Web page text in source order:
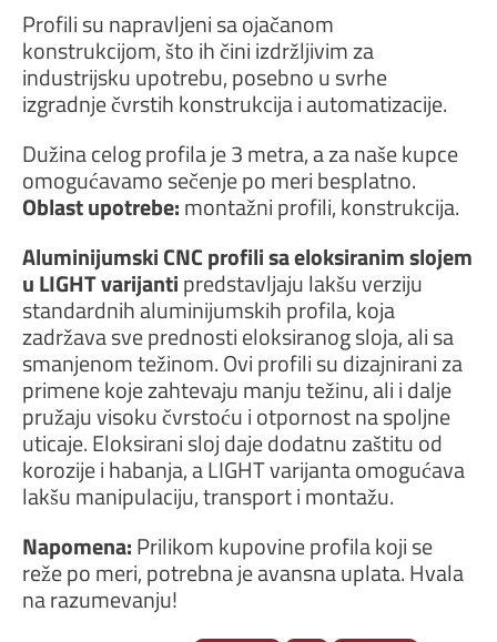
Profili su napravljeni sa ojačanom
konstrukcijom, što ih čini izdržljivim za
industrijsku upotrebu, posebno u svrhe
izgradnje čvrstih konstrukcija i automatizacije.
Dužina celog profila je 3 metra, a za naše kupce
omogućavamo sečenje po meri besplatno.
Oblast upotrebe:montažni profili, konstrukcija.
Aluminijumski CNC profili sa eloksiranim slojem
u LIGHT varijantipredstavljaju lakšu verziju
standardnih aluminijumskih profila, koja
zadržava sve prednosti eloksiranog sloja, ali sa
smanjenom težinom. Ovi profili su dizajnirani za
primene koje zahtevaju manju težinu, ali i dalje
pružaju visoku čvrstoću i otpornost na spoljne
uticaje. Eloksirani sloj daje dodatnu zaštitu od
korozije i habanja, a LIGHT varijanta omogućava
lakšu manipulaciju, transport i montažu.
Napomena:Prilikom kupovine profila koji se
reže po meri, potrebna je avansna uplata. Hvala
na razumevanju!